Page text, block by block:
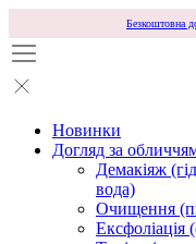
Безкоштовна
Новинки
Догляд за
Демакіяж
вода)
Очищення
Ексфоліація